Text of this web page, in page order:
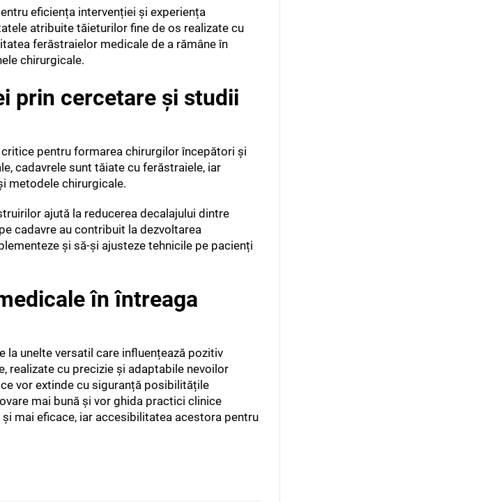
eficiența intervenției și experiența
atribuite tăieturilor fine de os realizate cu
ferăstraielor medicale de a rămâne în
chirurgicale.
prin cercetare și studii
pentru formarea chirurgilor începători și
cadavrele sunt tăiate cu ferăstraiele, iar
metodele chirurgicale.
ajută la reducerea decalajului dintre
cadavre au contribuit la dezvoltarea
și să-și ajusteze tehnicile pe pacienți
în întreaga
la unelte versatil care influențează pozitiv
realizate cu precizie și adaptabile nevoilor
vor extinde cu siguranță posibilitățile
mai bună și vor ghida practici clinice
mai eficace, iar accesibilitatea acestora pentru